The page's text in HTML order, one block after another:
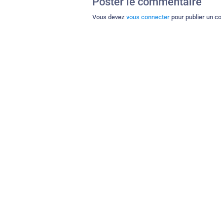
Vous devez vous connecter pour publier un